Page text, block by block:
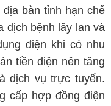
bàn tỉnh hạn chế
dịch bệnh lây lan và
điện khi có nhu
tiền điện nên tăng
dịch vụ trực tuyến.
cấp hợp đồng điện